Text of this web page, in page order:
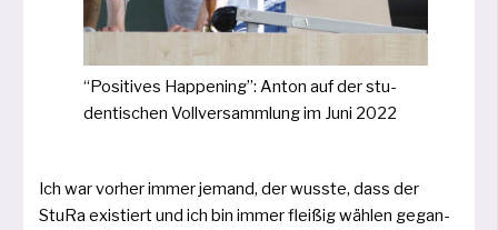
“Positives Happening”: Anton auf der stu­
den­ti­schen Vollversammlung im Juni 2022
Ich war vor­her immer jemand, der wuss­te, dass der
StuRa exis­tiert und ich bin immer flei­ßig wäh­len gegan­